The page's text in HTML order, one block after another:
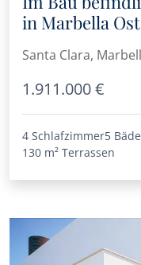
in Marbella
Santa Clara,
1.911.000 €
4 Schlafzimmer5
130 m² Terrassen